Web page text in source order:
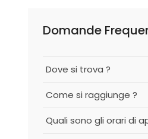
Domande
Dove si trova ?
Come si raggiunge ?
Quali sono gli orari di